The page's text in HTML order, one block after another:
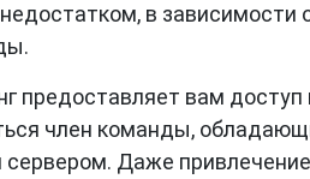
в зависимости
предоставляет вам
член команды,
Даже